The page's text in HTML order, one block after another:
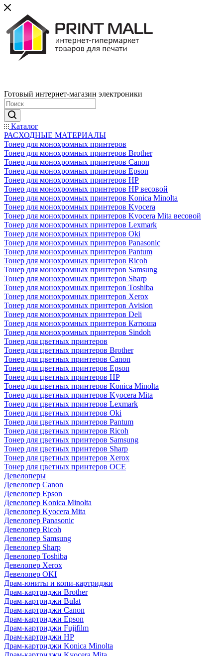
Готовый интернет-магазин электроники
Каталог
РАСХОДНЫЕ МАТЕРИАЛЫ
Тонер для монохромных принтеров
Тонер для монохромных принтеров Brother
Тонер для монохромных принтеров Canon
Тонер для монохромных принтеров Epson
Тонер для монохромных принтеров HP
Тонер для монохромных принтеров HP весовой
Тонер для монохромных принтеров Konica Minolta
Тонер для монохромных принтеров Kyocera
Тонер для монохромных принтеров Kyocera Mita весовой
Тонер для монохромных принтеров Lexmark
Тонер для монохромных принтеров Oki
Тонер для монохромных принтеров Panasonic
Тонер для монохромных принтеров Pantum
Тонер для монохромных принтеров Ricoh
Тонер для монохромных принтеров Samsung
Тонер для монохромных принтеров Sharp
Тонер для монохромных принтеров Toshiba
Тонер для монохромных принтеров Xerox
Тонер для монохромных принтеров Avision
Тонер для монохромных принтеров Deli
Тонер для монохромных принтеров Катюша
Тонер для монохромных принтеров Sindoh
Тонер для цветных принтеров
Тонер для цветных принтеров Brother
Тонер для цветных принтеров Canon
Тонер для цветных принтеров Epson
Тонер для цветных принтеров HP
Тонер для цветных принтеров Konica Minolta
Тонер для цветных принтеров Kyocera Mita
Тонер для цветных принтеров Lexmark
Тонер для цветных принтеров Oki
Тонер для цветных принтеров Pantum
Тонер для цветных принтеров Ricoh
Тонер для цветных принтеров Samsung
Тонер для цветных принтеров Sharp
Тонер для цветных принтеров Xerox
Тонер для цветных принтеров OCE
Девелоперы
Девелопер Canon
Девелопер Epson
Девелопер Konica Minolta
Девелопер Kyocera Mita
Девелопер Panasonic
Девелопер Ricoh
Девелопер Samsung
Девелопер Sharp
Девелопер Toshiba
Девелопер Xerox
Девелопер OKI
Драм-юниты и копи-картриджи
Драм-картриджи Brother
Драм-картриджи Bulat
Драм-картриджи Canon
Драм-картриджи Epson
Драм-картриджи Fujifilm
Драм-картриджи HP
Драм-картриджи Konica Minolta